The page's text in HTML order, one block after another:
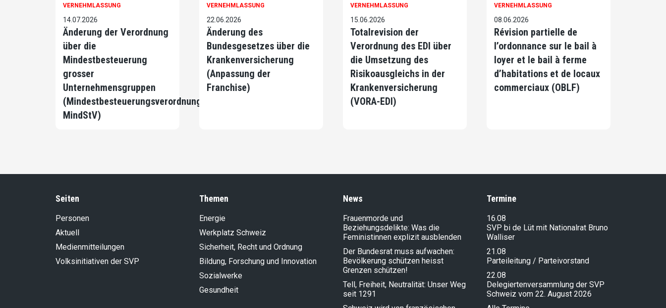
VERNEHMLASSUNG
14.07.2026
Änderung der Verordnung
über die
Mindestbesteuerung
grosser
Unternehmensgruppen
(Mindestbesteuerungsverordnung,
MindStV)
VERNEHMLASSUNG
22.06.2026
Änderung des
Bundesgesetzes über die
Krankenversicherung
(Anpassung der
Franchise)
VERNEHMLASSUNG
15.06.2026
Totalrevision der
Verordnung des EDI über
die Umsetzung des
Risikoausgleichs in der
Krankenversicherung
(VORA-EDI)
VERNEHMLASSUNG
08.06.2026
Révision partielle de
l’ordonnance sur le bail à
loyer et le bail à ferme
d’habitations et de locaux
commerciaux (OBLF)
Seiten
Personen
Aktuell
Medienmitteilungen
Volksinitiativen der SVP
Themen
Energie
Werkplatz Schweiz
Sicherheit, Recht und Ordnung
Bildung, Forschung und Innovation
Sozialwerke
Gesundheit
News
Frauenmorde und
Beziehungsdelikte: Was die
Feministinnen explizit ausblenden
Der Bundesrat muss aufwachen:
Bevölkerung schützen heisst
Grenzen schützen!
Tell, Freiheit, Neutralität: Unser Weg
seit 1291
Termine
16.08
SVP bi de Lüt mit Nationalrat Bruno
Walliser
21.08
Parteileitung / Parteivorstand
22.08
Delegiertenversammlung der SVP
Schweiz vom 22. August 2026